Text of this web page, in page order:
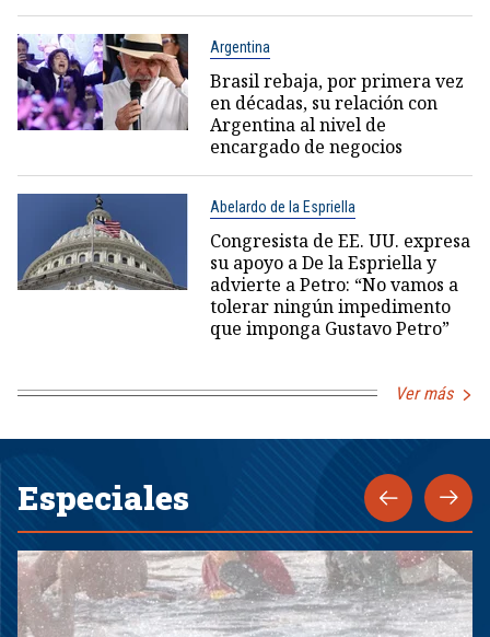
Argentina
Brasil rebaja, por primera vez
en décadas, su relación con
Argentina al nivel de
encargado de negocios
Abelardo de la Espriella
Congresista de EE. UU. expresa
su apoyo a De la Espriella y
advierte a Petro: “No vamos a
tolerar ningún impedimento
que imponga Gustavo Petro”
Ver más
Especiales